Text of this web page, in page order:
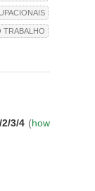
TRABALHO
3/4 (how